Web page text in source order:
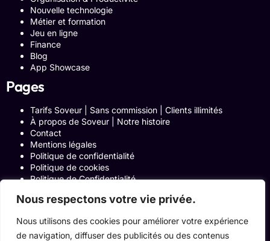
Nous respectons votre vie privée.
Nous utilisons des cookies pour améliorer votre expérience
de navigation, diffuser des publicités ou des contenus
Nouvelle technologie
Métier et formation
Jeu en ligne
Finance
Blog
App Showcase
Pages
Tarifs Soveur | Sans commission | Clients illimités
À propos de Soveur | Notre histoire
Contact
Mentions légales
Politique de confidentialité
Politique de cookies
Politique de Confidentialité
Blog
Programme Affiliation
Conditions générales d’utilisation